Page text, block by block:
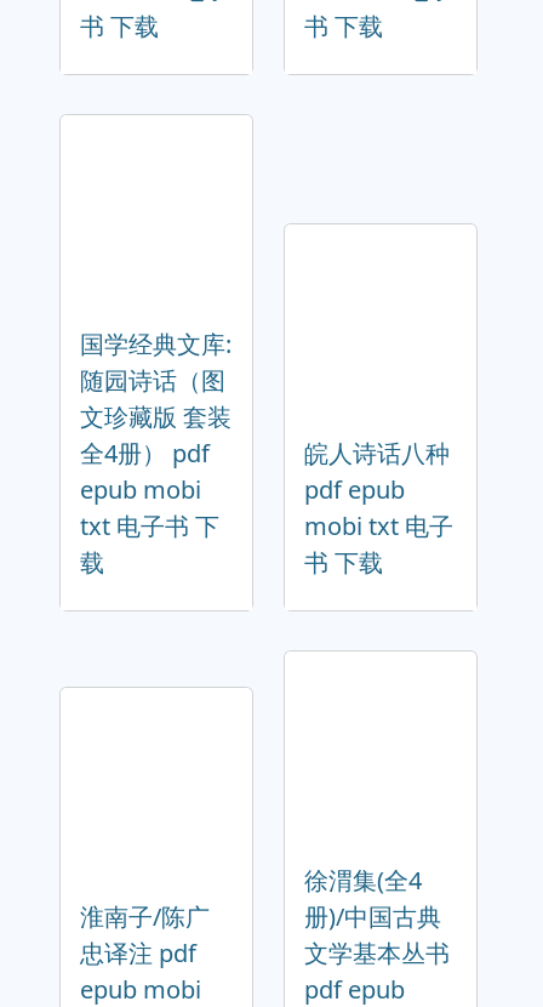
书 下载
书 下载
国学经典文库:
随园诗话（图
文珍藏版 套装
全4册） pdf
epub mobi
txt 电子书 下
载
皖人诗话八种
pdf epub
mobi txt 电子
书 下载
淮南子/陈广
忠译注 pdf
epub mobi
徐渭集(全4
册)/中国古典
文学基本丛书
pdf epub